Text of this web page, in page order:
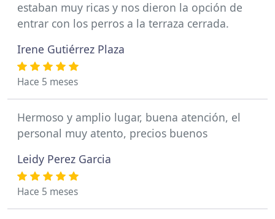
estaban muy ricas y nos dieron la opción de
entrar con los perros a la terraza cerrada.
Irene Gutiérrez Plaza
Hace 5 meses
Hermoso y amplio lugar, buena atención, el
personal muy atento, precios buenos
Leidy Perez Garcia
Hace 5 meses